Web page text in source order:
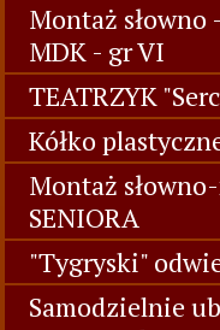
Montaż słowno
MDK - gr VI
TEATRZYK
Kółko
Montaż
SENIORA
"Tygryski"
Samodzielnie